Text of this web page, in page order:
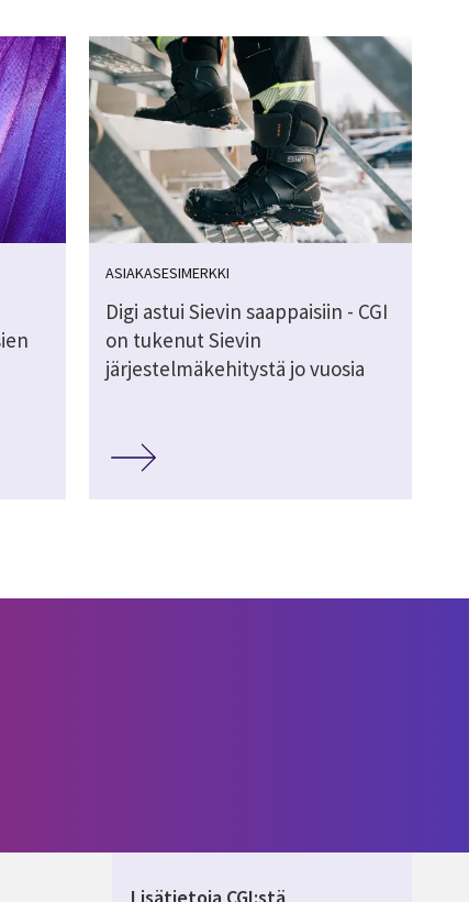
ASIAKASESIMERKKI
Digi astui Sievin saappaisiin - CGI
on tukenut Sievin
järjestelmäkehitystä jo vuosia
Lisätietoja CGI:stä